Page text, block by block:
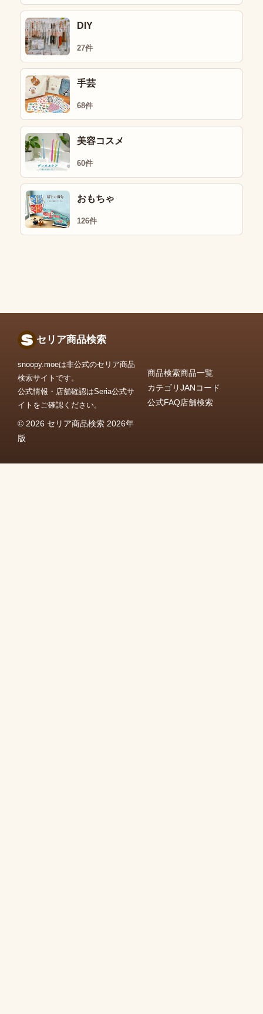
DIY
27件
手芸
68件
美容コスメ
60件
おもちゃ
126件
セリア商品検索
snoopy.moeは非公式のセリア商品
検索サイトです。
公式情報・店舗確認はSeria公式サ
イトをご確認ください。
© 2026 セリア商品検索 2026年
版
商品検索商品一覧
カテゴリJANコード
公式FAQ店舗検索